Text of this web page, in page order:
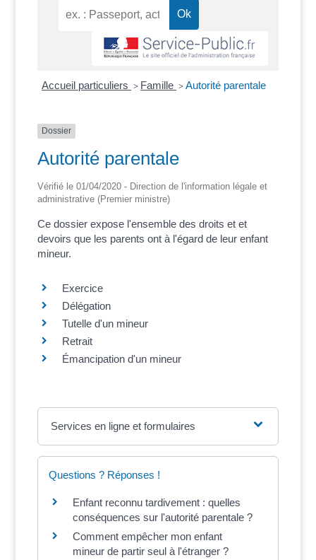
Accueil particuliers > Famille > Autorité parentale
Dossier
Autorité parentale
Vérifié le 01/04/2020 - Direction de l'information légale et
administrative (Premier ministre)
Ce dossier expose l'ensemble des droits et et
devoirs que les parents ont à l'égard de leur enfant
mineur.
Exercice
Délégation
Tutelle d'un mineur
Retrait
Émancipation d'un mineur
Services en ligne et formulaires
Questions ? Réponses !
Enfant reconnu tardivement : quelles
conséquences sur l'autorité parentale ?
Comment empêcher mon enfant
mineur de partir seul à l'étranger ?